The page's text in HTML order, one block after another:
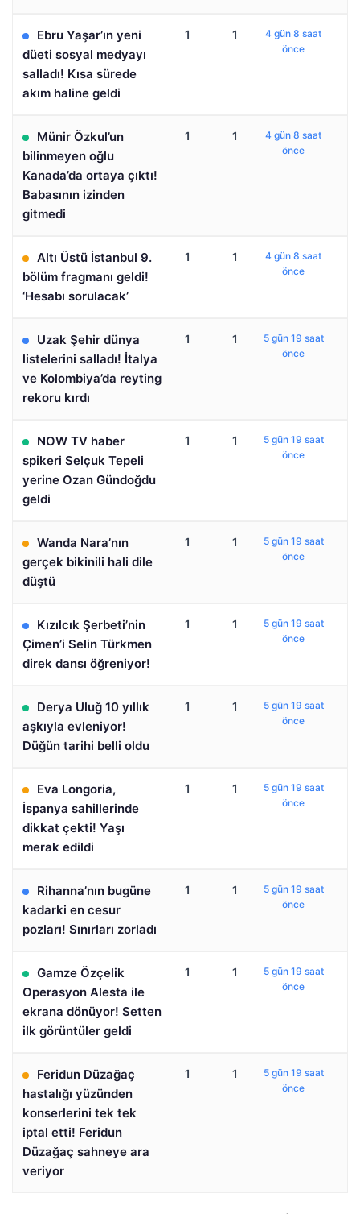
Ebru Yaşar’ın yeni
düeti sosyal medyayı
salladı! Kısa sürede
akım haline geldi
1 1
4 gün 8 saat
önce
Münir Özkul’un
bilinmeyen oğlu
Kanada’da ortaya çıktı!
Babasının izinden
gitmedi
1 1
4 gün 8 saat
önce
Altı Üstü İstanbul 9.
bölüm fragmanı geldi!
‘Hesabı sorulacak’
1 1
4 gün 8 saat
önce
Uzak Şehir dünya
listelerini salladı! İtalya
ve Kolombiya’da reyting
rekoru kırdı
1 1
5 gün 19 saat
önce
NOW TV haber
spikeri Selçuk Tepeli
yerine Ozan Gündoğdu
geldi
1 1
5 gün 19 saat
önce
Wanda Nara’nın
gerçek bikinili hali dile
düştü
1 1
5 gün 19 saat
önce
Kızılcık Şerbeti’nin
Çimen’i Selin Türkmen
direk dansı öğreniyor!
1 1
5 gün 19 saat
önce
Derya Uluğ 10 yıllık
aşkıyla evleniyor!
Düğün tarihi belli oldu
1 1
5 gün 19 saat
önce
Eva Longoria,
İspanya sahillerinde
dikkat çekti! Yaşı
merak edildi
1 1
5 gün 19 saat
önce
Rihanna’nın bugüne
kadarki en cesur
pozları! Sınırları zorladı
1 1
5 gün 19 saat
önce
Gamze Özçelik
Operasyon Alesta ile
ekrana dönüyor! Setten
ilk görüntüler geldi
1 1
5 gün 19 saat
önce
Feridun Düzağaç
hastalığı yüzünden
konserlerini tek tek
iptal etti! Feridun
Düzağaç sahneye ara
veriyor
1 1
5 gün 19 saat
önce